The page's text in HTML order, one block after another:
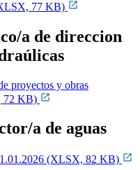
77 KB)
a de direccion
proyectos y obras
72 KB)
a de aguas
(XLSX, 82 KB)